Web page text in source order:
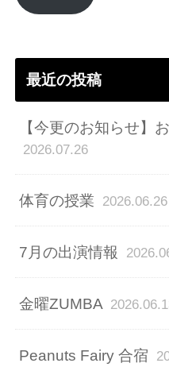
ド
最近の投稿
【今更のお知らせ】
2026.07.26
体育の授業 2026.06.26
7月の出演情報
金曜ZUMBA
Peanuts Fairy 合宿